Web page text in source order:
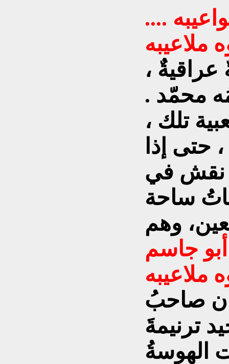
....
عراقيةٌ ،
محمّد .
تلك ،
حتى إذا
نقش في
ساحة
وهم
جاسم
ملاعيبه
صاحبُ
ترنيمةَ
الهوسةُ